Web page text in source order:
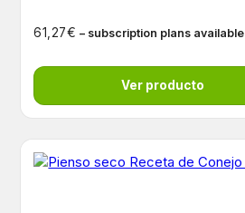
61,27€ – subscription plans available
Ver producto